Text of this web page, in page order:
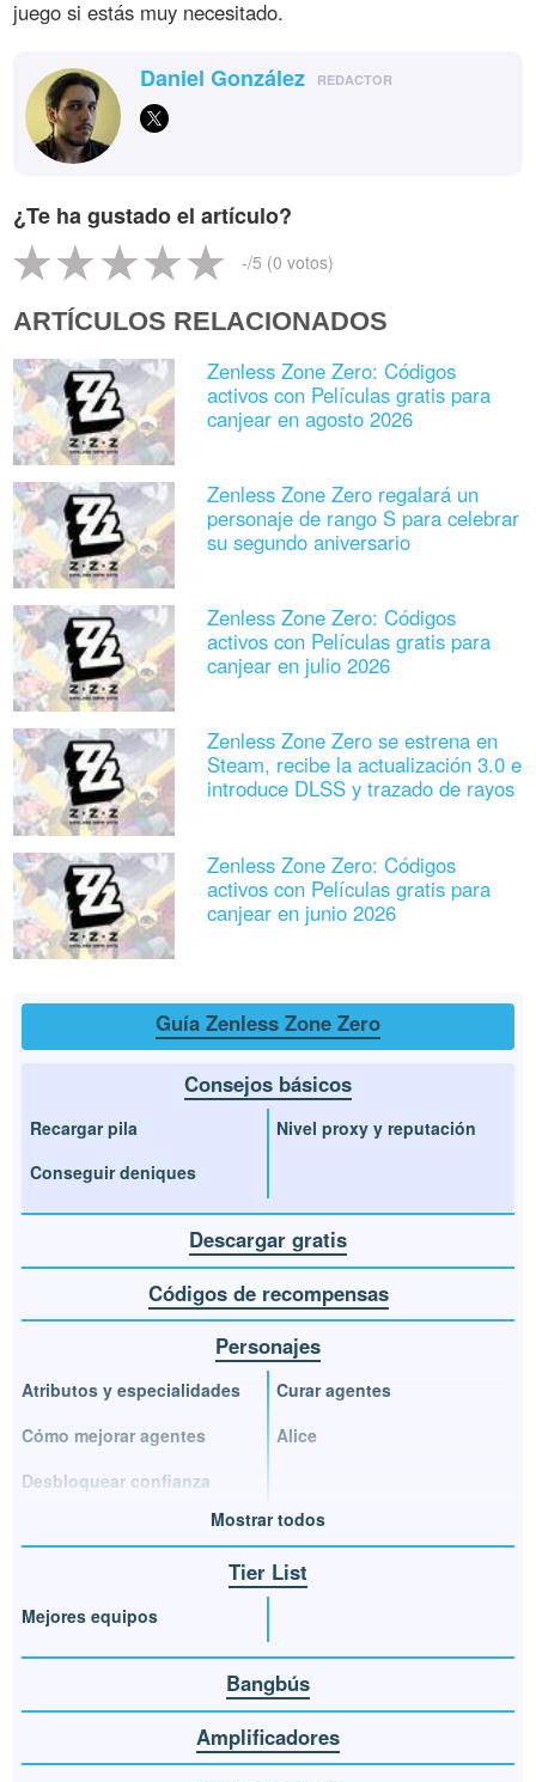
juego si estás muy necesitado.
Daniel González REDACTOR
¿Te ha gustado el artículo?
-/5 (0 votos)
ARTÍCULOS RELACIONADOS
Zenless Zone Zero: Códigos
activos con Películas gratis para
canjear en agosto 2026
Zenless Zone Zero regalará un
personaje de rango S para celebrar
su segundo aniversario
Zenless Zone Zero: Códigos
activos con Películas gratis para
canjear en julio 2026
Zenless Zone Zero se estrena en
Steam, recibe la actualización 3.0 e
introduce DLSS y trazado de rayos
Zenless Zone Zero: Códigos
activos con Películas gratis para
canjear en junio 2026
Guía Zenless Zone Zero
Consejos básicos
Recargar pila
Conseguir deniques
Nivel proxy y reputación
Descargar gratis
Códigos de recompensas
Personajes
Atributos y especialidades
Cómo mejorar agentes
Desbloquear confianza
Curar agentes
Alice
Mostrar todos
Tier List
Mejores equipos
Bangbús
Amplificadores